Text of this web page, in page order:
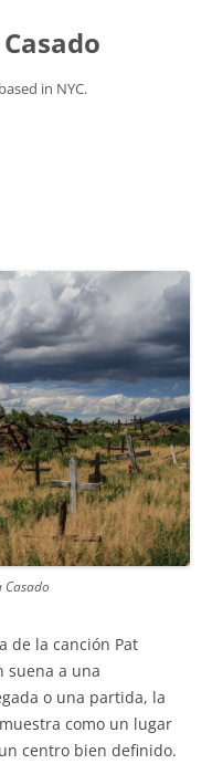
in NYC.
Casado
de la canción Pat
suena a una
o una partida, la
como un lugar
centro bien definido.